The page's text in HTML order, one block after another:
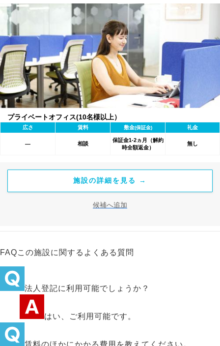
プライベートオフィス(10名様以上）
広さ 賃料 敷金(保証金) 礼金
― 相談
保証金1-2ヵ月（解約
時全額返金）
無し
施設の詳細を見る →
候補へ追加
FAQこの施設に関するよくある質問
法人登記に利用可能でしょうか？
はい、ご利用可能です。
賃料のほかにかかる費用を教えてください。